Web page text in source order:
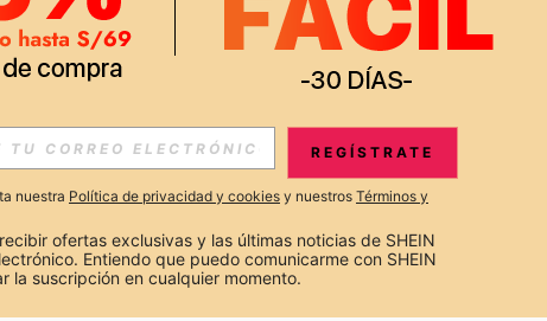
APP
EXCLUSIVAS, PROMOCIONES Y NOTICIAS DE SHEIN
Suscribir
REGÍSTRATE
nuestra Política de privacidad y cookies y nuestros Términos y
ofertas exclusivas y las últimas noticias de SHEIN
Entiendo que puedo comunicarme con SHEIN
la suscripción en cualquier momento.